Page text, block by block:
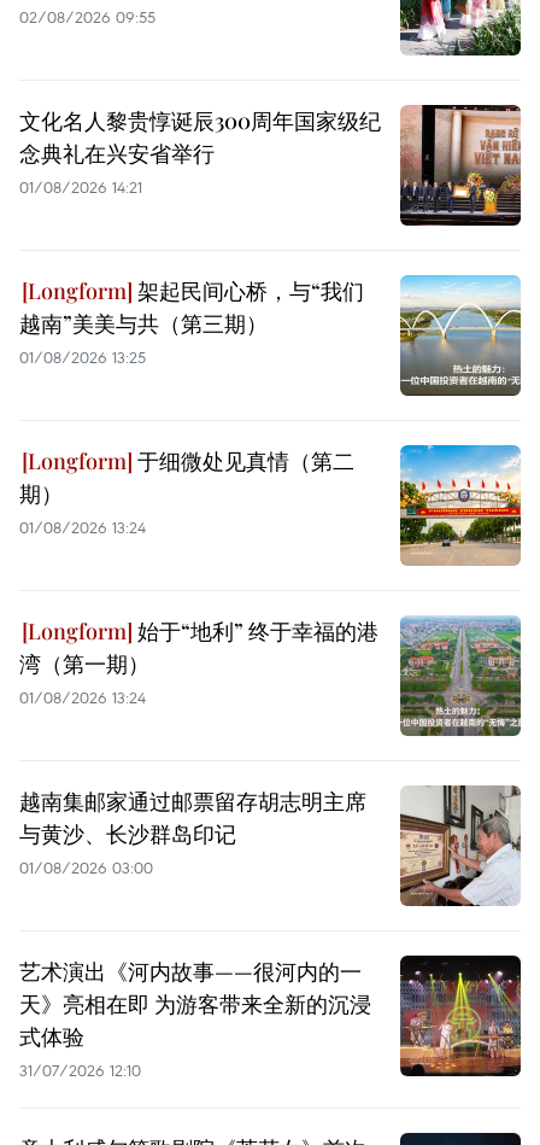
02/08/2026 09:55
文化名人黎贵惇诞辰300周年国家级纪
念典礼在兴安省举行
01/08/2026 14:21
架起民间心桥，与“我们
越南”美美与共（第三期）
01/08/2026 13:25
于细微处见真情（第二
期）
01/08/2026 13:24
始于“地利” 终于幸福的港
湾（第一期）
01/08/2026 13:24
越南集邮家通过邮票留存胡志明主席
与黄沙、长沙群岛印记
01/08/2026 03:00
艺术演出《河内故事——很河内的一
天》亮相在即 为游客带来全新的沉浸
式体验
31/07/2026 12:10